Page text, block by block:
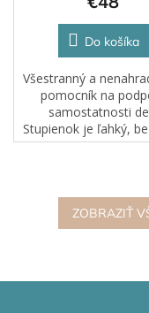
Do košíka
Všestranný a
pomocník na
samostatnosti
Stupienok je ľahký,
a pohodlný a je
osobnej hygieny
ZOBRAZIŤ